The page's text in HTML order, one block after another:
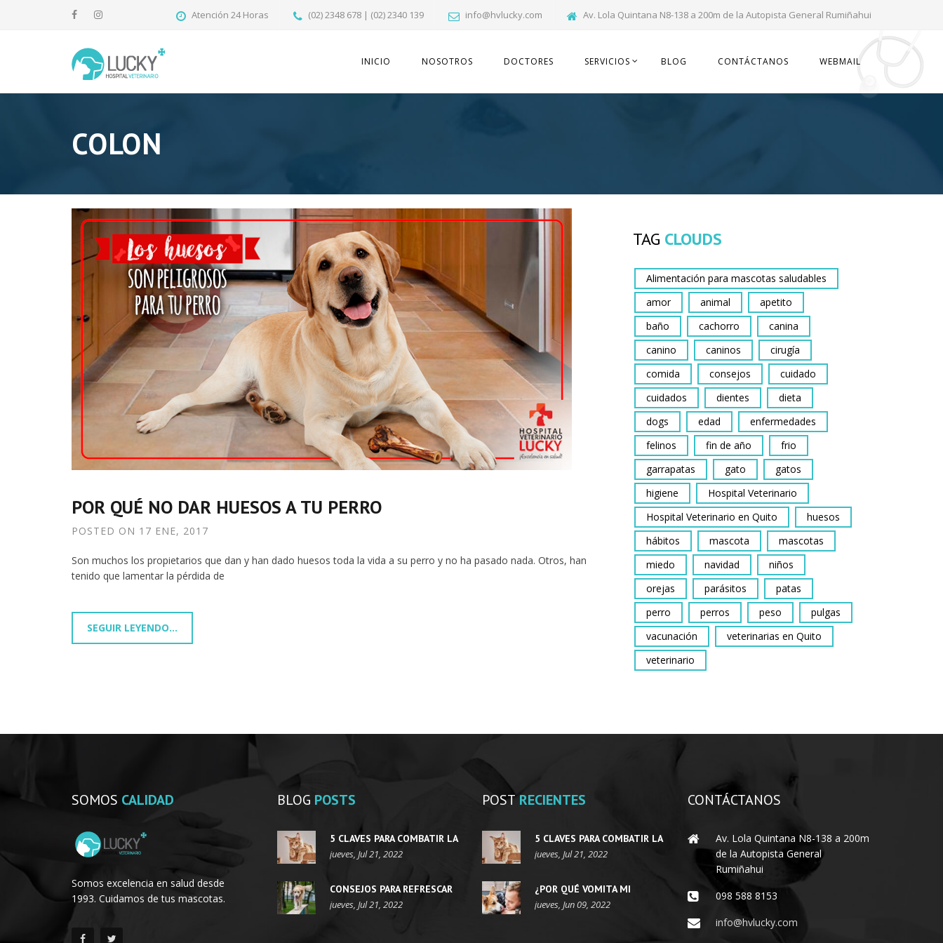
Atención 24 Horas (02) 2348 678 | (02) 2340 139 info@hvlucky.com Av. Lola Quintana N8-138 a 200m de la Autopista General Rumiñahui
INICIO NOSOTROS DOCTORES SERVICIOS BLOG CONTÁCTANOS WEBMAIL
COLON
POR QUÉ NO DAR HUESOS A TU PERRO
POSTED ON 17 ENE, 2017
Son muchos los propietarios que dan y han dado huesos toda la vida a su perro y no ha pasado nada. Otros, han
tenido que lamentar la pérdida de
SEGUIR LEYENDO...
TAG CLOUDS
Alimentación para mascotas saludables
amor
animal
apetito
baño
cachorro
canina
canino
caninos
cirugía
comida
consejos
cuidado
cuidados
dientes
dieta
dogs
edad
enfermedades
felinos
fin de año
frio
garrapatas
gato
gatos
higiene
Hospital Veterinario
Hospital Veterinario en Quito
huesos
hábitos
mascota
mascotas
miedo
navidad
niños
orejas
parásitos
patas
perro
perros peso
pulgas
vacunación
veterinarias en Quito
veterinario
SOMOS CALIDAD
Somos excelencia en salud desde
1993. Cuidamos de tus mascotas.
BLOG POSTS
5 CLAVES PARA COMBATIR LA
OBESIDAD EN GATOS
jueves, Jul 21, 2022
CONSEJOS PARA REFRESCAR
AL PERRO EN VERANO
jueves, Jul 21, 2022
POST RECIENTES
5 CLAVES PARA COMBATIR LA
OBESIDAD EN GATOS
jueves, Jul 21, 2022
¿POR QUÉ VOMITA MI
PERRO?
jueves, Jun 09, 2022
CONTÁCTANOS
Av. Lola Quintana N8-138 a 200m
de la Autopista General
Rumiñahui
098 588 8153
info@hvlucky.com